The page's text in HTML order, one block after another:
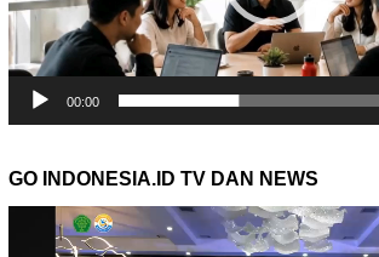
00:00
GO INDONESIA.ID TV DAN NEWS
Pemutar